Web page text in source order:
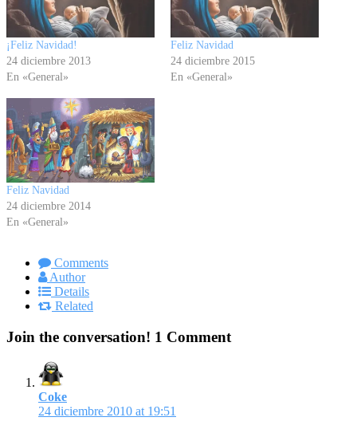
¡Feliz Navidad!
24 diciembre 2013
En «General»
Feliz Navidad
24 diciembre 2015
En «General»
Feliz Navidad
24 diciembre 2014
En «General»
Comments
Author
Details
Related
Join the conversation! 1 Comment
Coke
24 diciembre 2010 at 19:51